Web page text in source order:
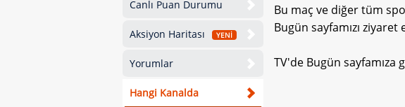
Canlı Puan Durumu
Aksiyon Haritası YENİ
Yorumlar
Hangi Kanalda
Bu maç ve diğer tüm
Bugün sayfamızı
TV'de Bugün sayfamıza